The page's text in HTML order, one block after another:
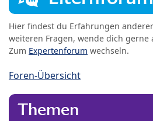
Hier findest du Erfahrungen
weiteren Fragen, wende dich gerne
Zum Expertenforum wechseln.
Foren-Übersicht
Themen